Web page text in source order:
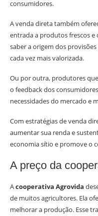
consumidores.
A venda direta também
entrada a produtos frescos
saber a origem dos
cada vez mais valorizada.
Ou por outra, produtores
o feedback dos
necessidades do mercado e
Com estratégias de venda
aumentar sua renda e
economia sítio e promove o
A preço da
Acooperativa Agrovida
de muitos agricultores. Ela
melhorar a produção. Esse